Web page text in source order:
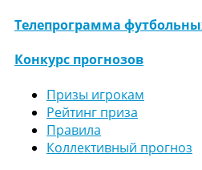
Телепрограмма
Конкурс прогнозов
Призы игрокам
Рейтинг приза
Правила
Коллективный прогноз